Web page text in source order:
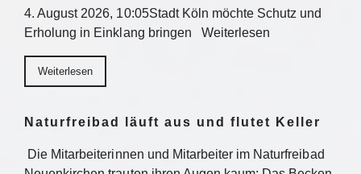
4. August 2026, 10:05Stadt Köln möchte Schutz und
Erholung in Einklang bringen Weiterlesen
Weiterlesen
Naturfreibad läuft aus und flutet Keller
Die Mitarbeiterinnen und Mitarbeiter im Naturfreibad